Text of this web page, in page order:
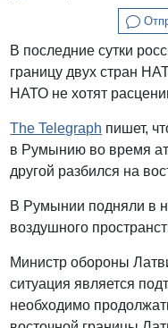
В последние сутки
границу двух стран
НАТО не хотят
The Telegraph пишет,
в Румынию во время
другой разбился на
В Румынии подняли в
воздушного
Министр обороны
ситуация является
необходимо